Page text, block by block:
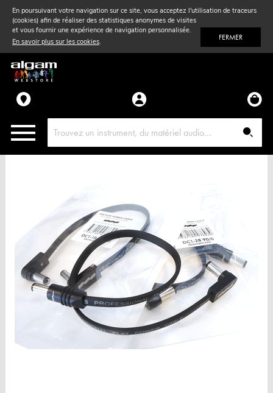
En poursuivant votre navigation sur ce site, vous acceptez l'utilisation de traceurs
(cookies) afin de réaliser des statistiques anonymes de visites
et vous fournir une expérience de navigation personnalisée.
En savoir plus sur les cookies. FERMER
Vent& Violon
Accessoires
Pièces détachées